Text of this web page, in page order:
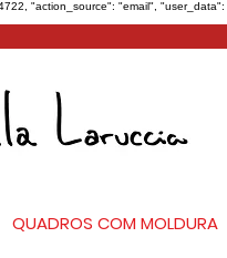
"action_source": "email",
QUADROS COM MOLDURA